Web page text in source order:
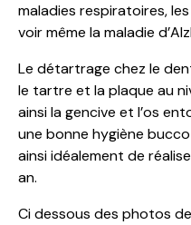
maladies respiratoires,
voir même la maladie
Le détartrage chez le
le tartre et la plaque au
ainsi la gencive et l’os
une bonne hygiène
ainsi idéalement de
an.
Ci dessous des photos